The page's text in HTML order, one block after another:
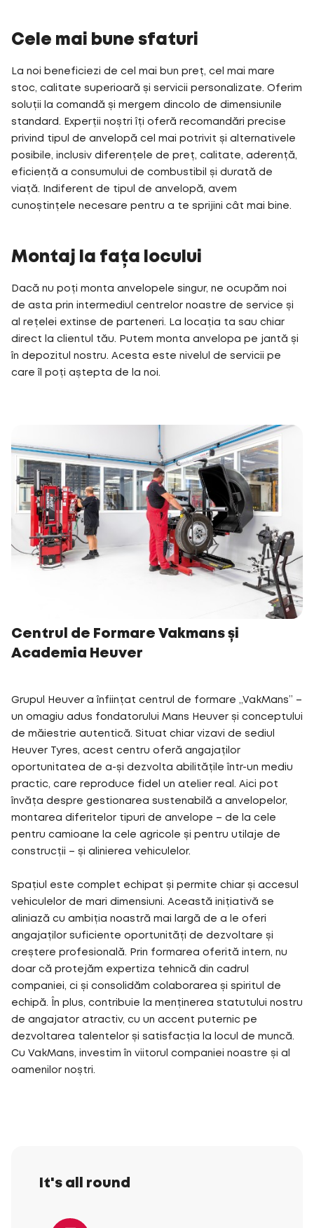
Cele mai bune sfaturi
La noi beneficiezi de cel mai bun preț, cel mai mare
stoc, calitate superioară și servicii personalizate. Oferim
soluții la comandă și mergem dincolo de dimensiunile
standard. Experții noștri îți oferă recomandări precise
privind tipul de anvelopă cel mai potrivit și alternativele
posibile, inclusiv diferențele de preț, calitate, aderență,
eficiență a consumului de combustibil și durată de
viață. Indiferent de tipul de anvelopă, avem
cunoștințele necesare pentru a te sprijini cât mai bine.
Montaj la fața locului
Dacă nu poți monta anvelopele singur, ne ocupăm noi
de asta prin intermediul centrelor noastre de service și
al rețelei extinse de parteneri. La locația ta sau chiar
direct la clientul tău. Putem monta anvelopa pe jantă și
în depozitul nostru. Acesta este nivelul de servicii pe
care îl poți aștepta de la noi.
Centrul de Formare Vakmans și
Academia Heuver
Grupul Heuver a înființat centrul de formare „VakMans” –
un omagiu adus fondatorului Mans Heuver și conceptului
de măiestrie autentică. Situat chiar vizavi de sediul
Heuver Tyres, acest centru oferă angajaților
oportunitatea de a-și dezvolta abilitățile într-un mediu
practic, care reproduce fidel un atelier real. Aici pot
învăța despre gestionarea sustenabilă a anvelopelor,
montarea diferitelor tipuri de anvelope – de la cele
pentru camioane la cele agricole și pentru utilaje de
construcții – și alinierea vehiculelor.
Spațiul este complet echipat și permite chiar și accesul
vehiculelor de mari dimensiuni. Această inițiativă se
aliniază cu ambiția noastră mai largă de a le oferi
angajaților suficiente oportunități de dezvoltare și
creștere profesională. Prin formarea oferită intern, nu
doar că protejăm expertiza tehnică din cadrul
companiei, ci și consolidăm colaborarea și spiritul de
echipă. În plus, contribuie la menținerea statutului nostru
de angajator atractiv, cu un accent puternic pe
dezvoltarea talentelor și satisfacția la locul de muncă.
Cu VakMans, investim în viitorul companiei noastre și al
oamenilor noștri.
It's all round